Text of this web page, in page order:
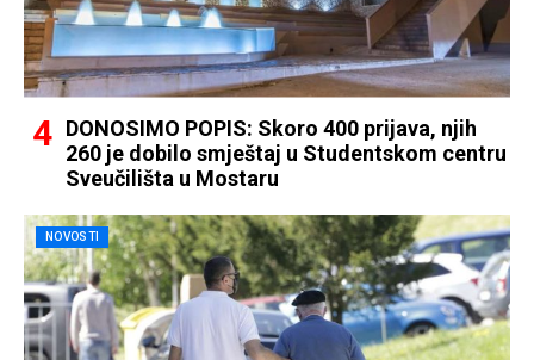
DONOSIMO POPIS: Skoro 400 prijava, njih
260 je dobilo smještaj u Studentskom centru
Sveučilišta u Mostaru
NOVOSTI